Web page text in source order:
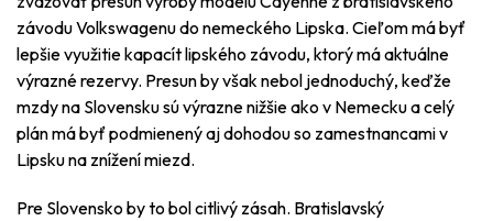
závodu Volkswagenu do nemeckého Lipska. Cieľom má byť
lepšie využitie kapacít lipského závodu, ktorý má aktuálne
výrazné rezervy. Presun by však nebol jednoduchý, keďže
mzdy na Slovensku sú výrazne nižšie ako v Nemecku a celý
plán má byť podmienený aj dohodou so zamestnancami v
Lipsku na znížení miezd.
Pre Slovensko by to bol citlivý zásah. Bratislavský